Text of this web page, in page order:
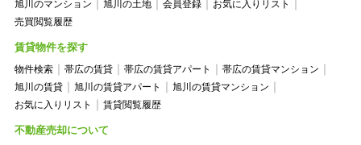
旭川のマンション
旭川の土地 会員登録
お気に入りリスト
売買閲覧履歴
賃貸物件を探す
物件検索 帯広の賃貸 帯広の賃貸アパート
帯広の賃貸マンション
旭川の賃貸
旭川の賃貸アパート
旭川の賃貸マンション
お気に入りリスト
賃貸閲覧履歴
不動産売却について